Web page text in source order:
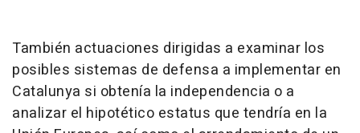
También actuaciones dirigidas a examinar los
posibles sistemas de defensa a implementar en
Catalunya si obtenía la independencia o a
analizar el hipotético estatus que tendría en la